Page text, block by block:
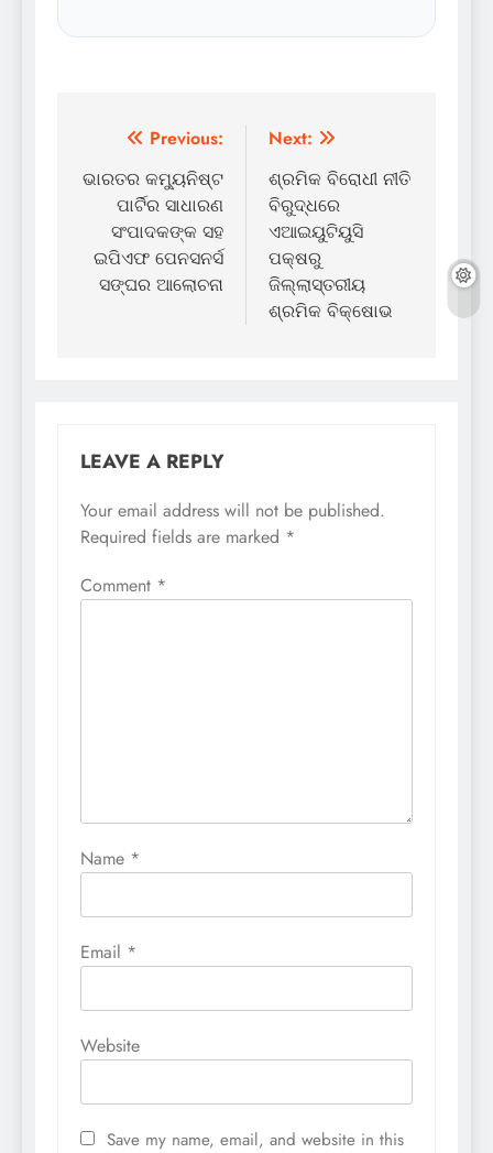
Post
navigation
Previous:
ଭାରତର କମ୍ୟୁନିଷ୍ଟ
ପାର୍ଟିର ସାଧାରଣ
ସଂପାଦକଙ୍କ ସହ
ଇପିଏଫ ପେନସନର୍ସ
ସଙ୍ଘର ଆଲୋଚନା
Next:
ଶ୍ରମିକ ବିରୋଧୀ ନୀତି
ବିରୁଦ୍ଧରେ
ଏଆଇୟୁଟିୟୁସି
ପକ୍ଷରୁ
ଜିଲ୍ଲାସ୍ତରୀୟ
ଶ୍ରମିକ ବିକ୍ଷୋଭ
LEAVE A REPLY
Your email address will not be published.
Required fields are marked *
Comment *
Name *
Email *
Website
Save my name, email, and website in this